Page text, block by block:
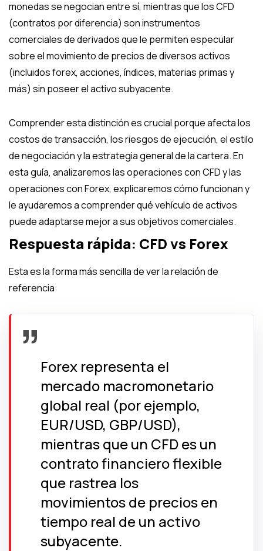
monedas se negocian entre sí, mientras que los CFD
(contratos por diferencia) son instrumentos
comerciales de derivados que le permiten especular
sobre el movimiento de precios de diversos activos
(incluidos forex, acciones, índices, materias primas y
más) sin poseer el activo subyacente.
Comprender esta distinción es crucial porque afecta los
costos de transacción, los riesgos de ejecución, el estilo
de negociación y la estrategia general de la cartera. En
esta guía, analizaremos las operaciones con CFD y las
operaciones con Forex, explicaremos cómo funcionan y
le ayudaremos a comprender qué vehículo de activos
puede adaptarse mejor a sus objetivos comerciales.
Respuesta rápida: CFD vs Forex
Esta es la forma más sencilla de ver la relación de
referencia:
Forex representa el
mercado macromonetario
global real (por ejemplo,
EUR/USD, GBP/USD),
mientras que un CFD es un
contrato financiero flexible
que rastrea los
movimientos de precios en
tiempo real de un activo
subyacente.